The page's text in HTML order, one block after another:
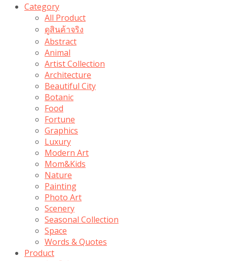
Category
All Product
ดูสินค้าจริง
Abstract
Animal
Artist Collection
Architecture
Beautiful City
Botanic
Food
Fortune
Graphics
Luxury
Modern Art
Mom&Kids
Nature
Painting
Photo Art
Scenery
Seasonal Collection
Space
Words & Quotes
Product